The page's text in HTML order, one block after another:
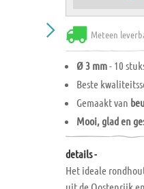
Meteen
Ø 3 mm- 10
Beste
Gemaakt van
Mooi, glad en
details -
Het ideale